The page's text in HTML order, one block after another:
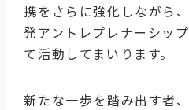
携をさらに強化しながら
発アントレプレナーシッ
て活動してまいります。
新たな一歩を踏み出す者